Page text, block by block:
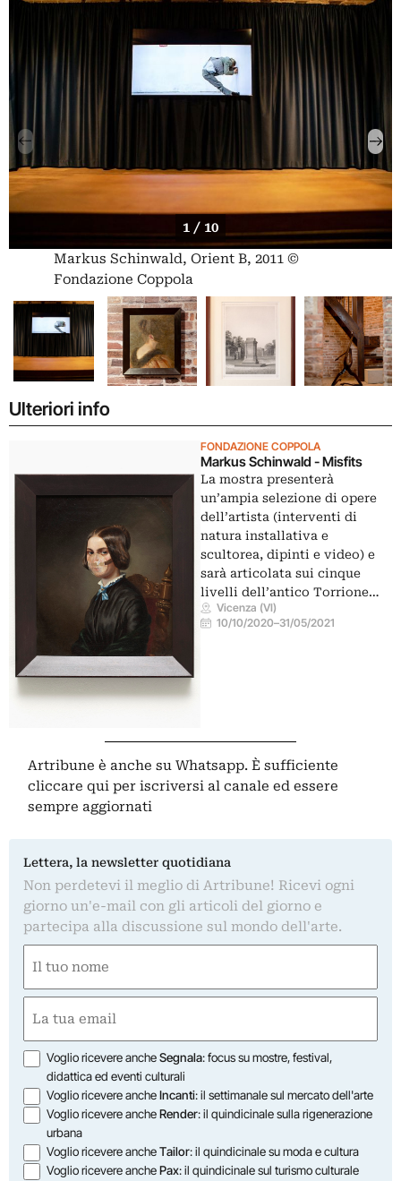
1 / 10
Markus Schinwald, Orient B, 2011 ©
Fondazione Coppola
Ulteriori info
FONDAZIONE COPPOLA
Markus Schinwald - Misfits
La mostra presenterà
un’ampia selezione di opere
dell’artista (interventi di
natura installativa e
scultorea, dipinti e video) e
sarà articolata sui cinque
livelli dell’antico Torrione…
Vicenza (VI)
10/10/2020–31/05/2021
Artribune è anche su Whatsapp. È sufficiente
cliccare qui per iscriversi al canale ed essere
sempre aggiornati
Lettera, la newsletter quotidiana
Non perdetevi il meglio di Artribune! Ricevi ogni
giorno un'e-mail con gli articoli del giorno e
partecipa alla discussione sul mondo dell'arte.
(Required)
First
(Required)
Opzioni
Voglio ricevere ancheSegnala: focus su mostre, festival,
didattica ed eventi culturali
Voglio ricevere ancheIncanti: il settimanale sul mercato dell'arte
Voglio ricevere ancheRender: il quindicinale sulla rigenerazione
urbana
Voglio ricevere ancheTailor: il quindicinale su moda e cultura
Voglio ricevere anchePax: il quindicinale sul turismo culturale